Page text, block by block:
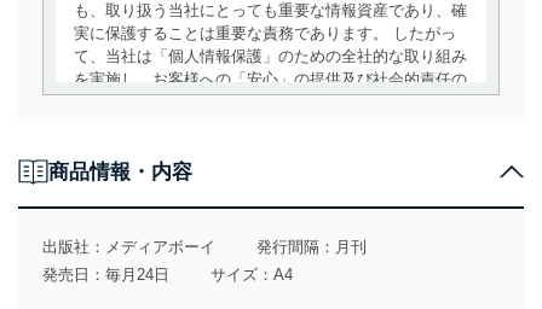
も、取り扱う当社にとっても重要な情報資産であり、確
実に保護することは重要な責務であります。 したがっ
て、当社は「個人情報保護」のための全社的な取り組み
を実施し、お客様への「安心」の提供及び社会的責任の
用目的を明確にし、本人の同意を得たうえで利用目的の
達成に必要な範囲内で適法かつ公正な手段によって取
得・利用・提供を行います。また、当社が保有している
個人情報は、同意を得ずに目的外利用、第三者への提
商品情報・内容
出版社： メディアボーイ
発行間隔：月刊
発売日：毎月24日
サイズ：A4